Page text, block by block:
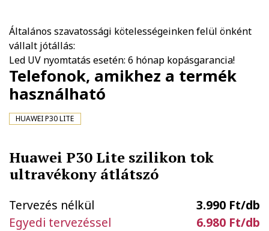
Általános szavatossági kötelességeinken felül önként
vállalt jótállás:
Led UV nyomtatás esetén: 6 hónap kopásgarancia!
Telefonok, amikhez a termék
használható
HUAWEI P30 LITE
Huawei P30 Lite szilikon tok
ultravékony átlátszó
Tervezés nélkül
3.990 Ft/db
Egyedi tervezéssel
6.980 Ft/db